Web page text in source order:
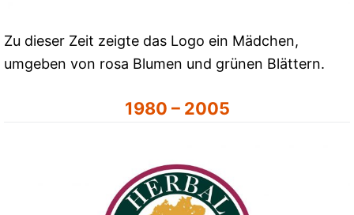
Zu dieser Zeit zeigte das Logo ein Mädchen,
umgeben von rosa Blumen und grünen Blättern.
1980 – 2005